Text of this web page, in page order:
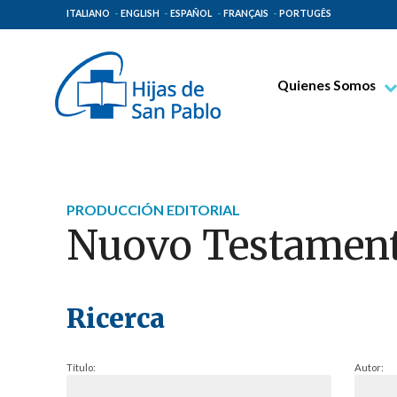
ITALIANO ENGLISH ESPAÑOL FRANÇAIS PORTUGÊS
Quienes Somos
Lugares de Origen
PRODUCCIÓN EDITORIAL
Nuovo
Ricerca
Título: Autor: